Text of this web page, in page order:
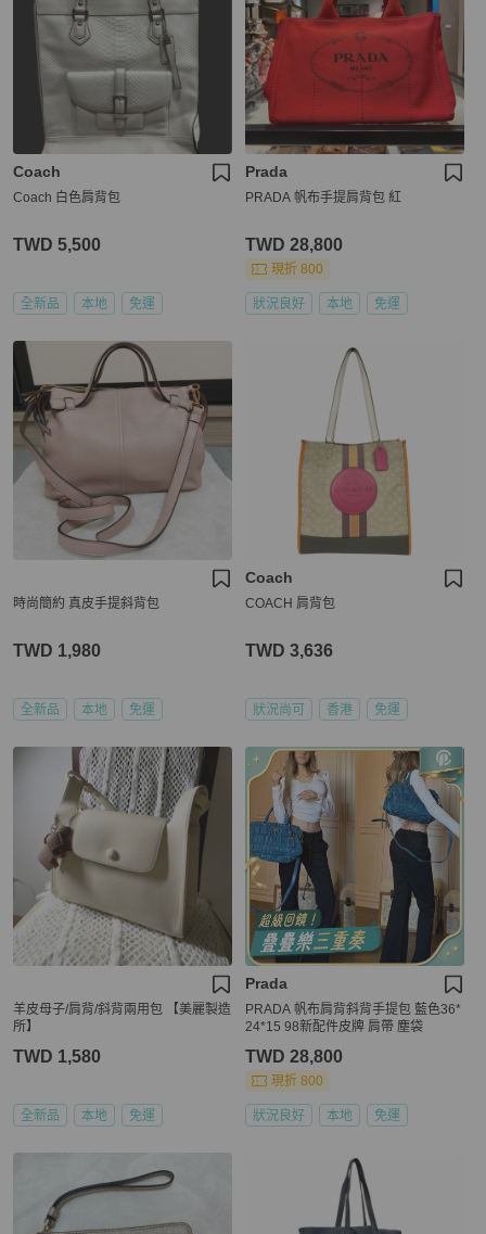
Coach
Coach 白色肩背包
TWD 5,500
全新品 本地 免運
Prada
PRADA 帆布手提肩背包 紅
TWD 28,800
現折 800
狀況良好 本地 免運
時尚簡約 真皮手提斜背包
TWD 1,980
全新品 本地 免運
Coach
COACH 肩背包
TWD 3,636
狀況尚可 香港 免運
羊皮母子/肩背/斜背兩用包 【美麗製造
所】
TWD 1,580
全新品 本地 免運
Prada
PRADA 帆布肩背斜背手提包 藍色36*
24*15 98新配件皮牌 肩帶 塵袋
TWD 28,800
現折 800
狀況良好 本地 免運